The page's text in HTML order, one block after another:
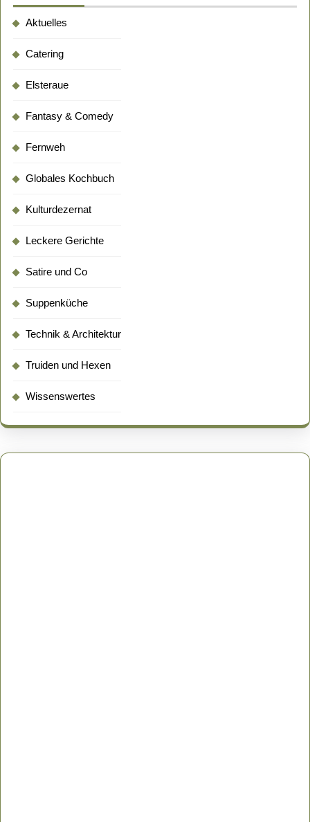
Aktuelles
Catering
Elsteraue
Fantasy & Comedy
Fernweh
Globales Kochbuch
Kulturdezernat
Leckere Gerichte
Satire und Co
Suppenküche
Technik & Architektur
Truiden und Hexen
Wissenswertes